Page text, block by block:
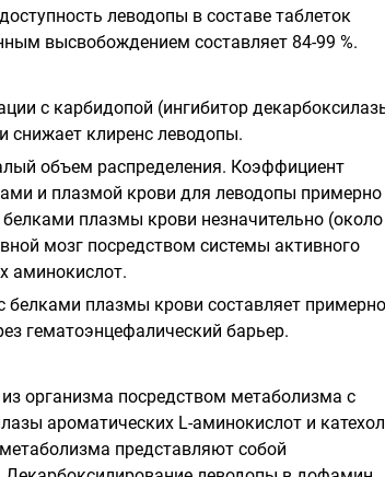
леводопы в составе таблеток
высвобождением составляет 84-99 %.
с карбидопой (ингибитор
снижает клиренс леводопы.
объем распределения. Коэффициент
и плазмой крови для леводопы примерно
плазмы крови незначительно (около
мозг посредством системы активного
аминокислот.
белками плазмы крови составляет примерно
гематоэнцефалический барьер.
организма посредством метаболизма с
ароматических L-аминокислот и
представляют собой